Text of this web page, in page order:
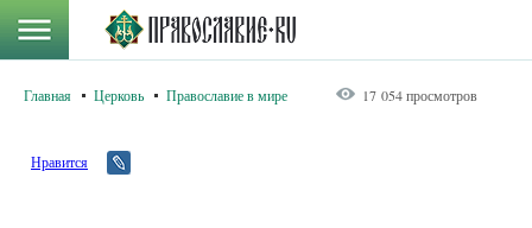
Главная Церковь Православие в мире 17 054 просмотров
Нравится